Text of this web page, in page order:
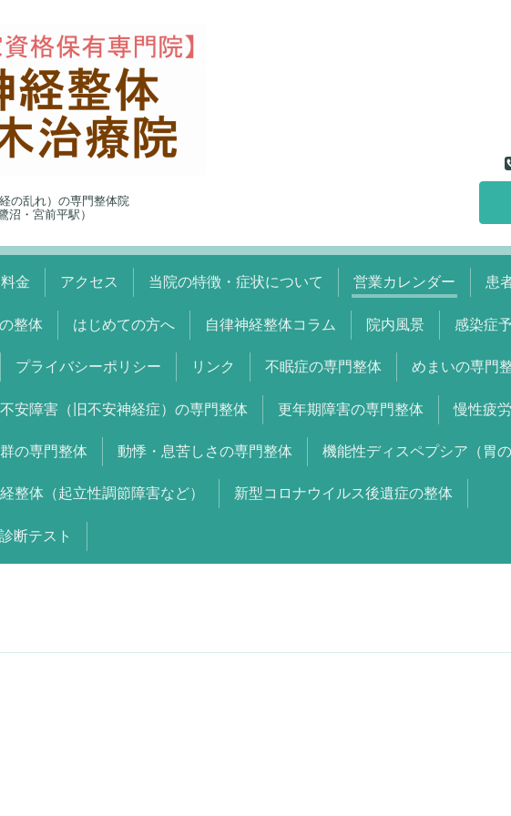
の乱れ）の専門整体院
沼・宮前平駅）
料金 アクセス 当院の特徴・症状について 営業カレンダー 患
整体 はじめての方へ 自律神経整体コラム 院内風景 感染症
プライバシーポリシー リンク 不眠症の専門整体 めまいの専門
安障害（旧不安神経症）の専門整体 更年期障害の専門整体 慢性疲
の専門整体 動悸・息苦しさの専門整体 機能性ディスペプシア（胃
整体（起立性調節障害など） 新型コロナウイルス後遺症の整体
断テスト